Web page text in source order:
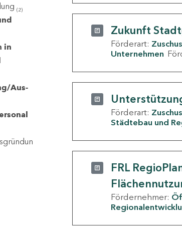
(2)
in
Aus-
Zukunft
Förderart:
Unternehmen
Förderart:
Städtebau und
FRL
Fördernehmer: